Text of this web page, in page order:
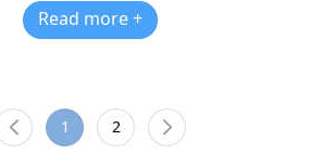
Read more +
1 2